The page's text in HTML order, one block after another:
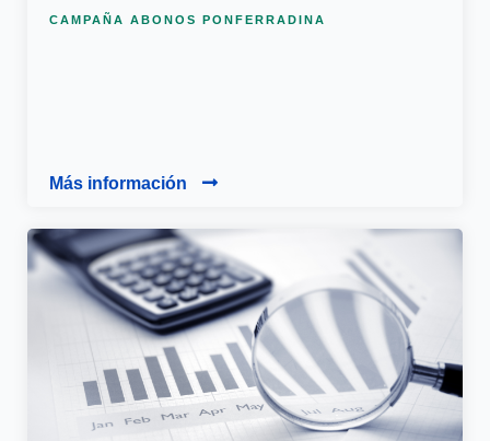
CAMPAÑA ABONOS PONFERRADINA
Más información